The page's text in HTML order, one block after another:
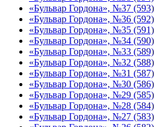
«Бульвар Гордона», №37
«Бульвар Гордона», №36
«Бульвар Гордона», №35
«Бульвар Гордона», №34
«Бульвар Гордона», №33
«Бульвар Гордона», №32
«Бульвар Гордона», №31
«Бульвар Гордона», №30
«Бульвар Гордона», №29
«Бульвар Гордона», №28
«Бульвар Гордона», №27